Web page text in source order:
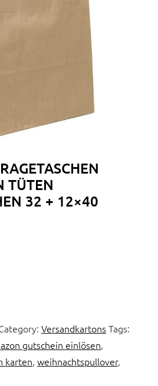
TÜTEN
32 + 12×40
VersandkartonsTags:
gutschein einlösen,
karten, weihnachtspullover,